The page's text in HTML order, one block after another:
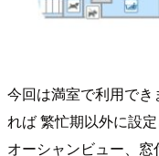
今回は満室で利用で
れば 繁忙期以外に設
オーシャンビュー、